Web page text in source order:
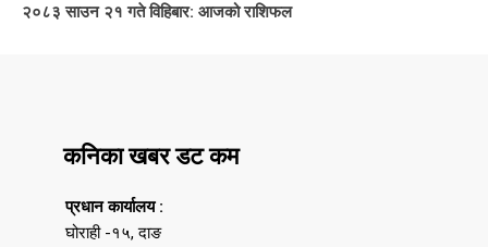
२०८३ साउन २१ गते विहिबार: आजको राशिफल
कनिका खबर डट कम
प्रधान कार्यालय :
घोराही -१५, दाङ